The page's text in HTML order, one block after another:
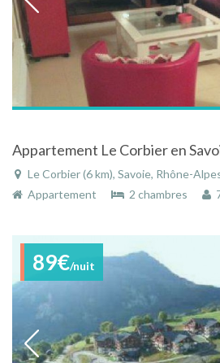
Le Corbier (6 km), Savoie, Rhône-Alpes,
Appartement
2 chambres
89€/nuit